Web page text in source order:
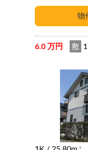
6.0 万円 敷
2